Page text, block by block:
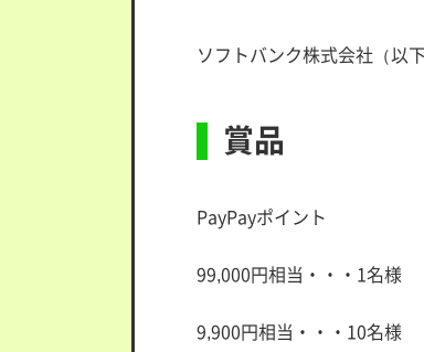
ソフトバンク株式会社（以
賞品
PayPayポイント
99,000円相当・・・1名様
9,900円相当・・・10名様